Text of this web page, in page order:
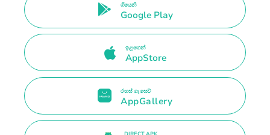
ගියෙනි
Google Play
ඉළගෙන්
AppStore
රහස් ගැසෙව්
AppGallery